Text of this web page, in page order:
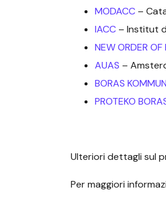
MODACC –
IACC – Institut
NEW ORDER OF
AUAS –
BORAS KOMMUN
PROTEKO
Ulteriori dettagli sul
Per maggiori